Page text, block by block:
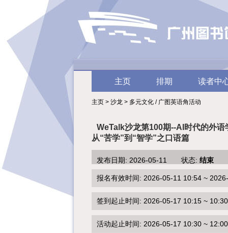
主页 排期 读者中
主页 > 沙龙 > 多元文化 / 广图英语角活动
WeTalk沙龙第100期--AI时代的外语
从“苦学”到“智学”之口语篇
发布日期: 2026-05-11 状态: 结束
报名有效时间: 2026-05-11 10:54 ~
签到起止时间: 2026-05-17 10:15 ~ 10:30
活动起止时间: 2026-05-17 10:30 ~ 12:00